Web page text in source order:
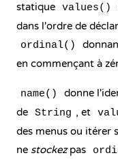
statique values()
dans l'ordre de
ordinal()
en commençant à
name()
donne
de String , et
des menus ou itérer
ne stockezpas